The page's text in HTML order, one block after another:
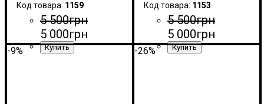
1159
5 500грн
5 000грн
1153
5 500грн
5 000грн
-9% -26%